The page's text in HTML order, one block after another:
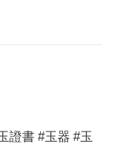
證書 #玉器 #玉